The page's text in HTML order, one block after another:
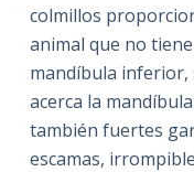
colmillos
animal que no
mandíbula inferior,
acerca la
también fuertes
escamas,